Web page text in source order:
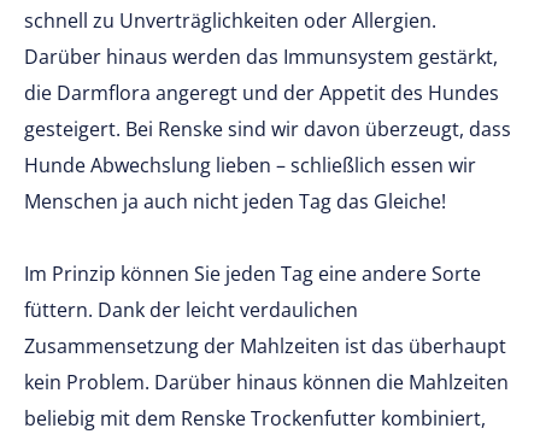
schnell zu Unverträglichkeiten oder Allergien.
Darüber hinaus werden das Immunsystem gestärkt,
die Darmflora angeregt und der Appetit des Hundes
gesteigert. Bei Renske sind wir davon überzeugt, dass
Hunde Abwechslung lieben – schließlich essen wir
Menschen ja auch nicht jeden Tag das Gleiche!
Im Prinzip können Sie jeden Tag eine andere Sorte
füttern. Dank der leicht verdaulichen
Zusammensetzung der Mahlzeiten ist das überhaupt
kein Problem. Darüber hinaus können die Mahlzeiten
beliebig mit dem Renske Trockenfutter kombiniert,